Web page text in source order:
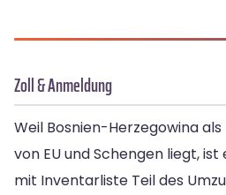
Zoll & Anmeldung
Weil Bosnien-Herzegowina
von EU und Schengen liegt,
mit Inventarliste Teil des